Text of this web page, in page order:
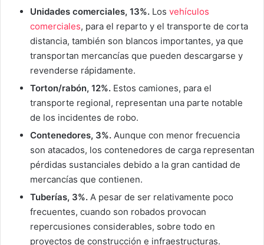
Unidades comerciales, 13%. Los vehículos
comerciales, para el reparto y el transporte de corta
distancia, también son blancos importantes, ya que
transportan mercancías que pueden descargarse y
revenderse rápidamente.
Torton/rabón, 12%. Estos camiones, para el
transporte regional, representan una parte notable
de los incidentes de robo.
Contenedores, 3%. Aunque con menor frecuencia
son atacados, los contenedores de carga representan
pérdidas sustanciales debido a la gran cantidad de
mercancías que contienen.
Tuberías, 3%. A pesar de ser relativamente poco
frecuentes, cuando son robados provocan
repercusiones considerables, sobre todo en
proyectos de construcción e infraestructuras.